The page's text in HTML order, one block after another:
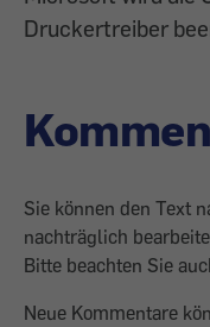
Druckertreiber
Sie können den Text
nachträglich
Bitte beachten Sie
Neue Kommentare